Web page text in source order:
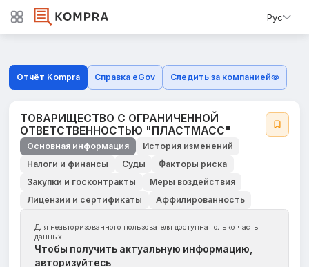
Рус
Отчёт Kompra Справка eGov Следить за компанией
ТОВАРИЩЕСТВО С ОГРАНИЧЕННОЙ
ОТВЕТСТВЕННОСТЬЮ "ПЛАСТМАСС"
Основная информация
История изменений
Налоги и финансы
Суды
Факторы риска
Закупки и госконтракты
Меры воздействия
Лицензии и сертификаты
Аффилированность
Для неавторизованного пользователя доступна только часть
данных
Чтобы получить актуальную информацию,
авторизуйтесь